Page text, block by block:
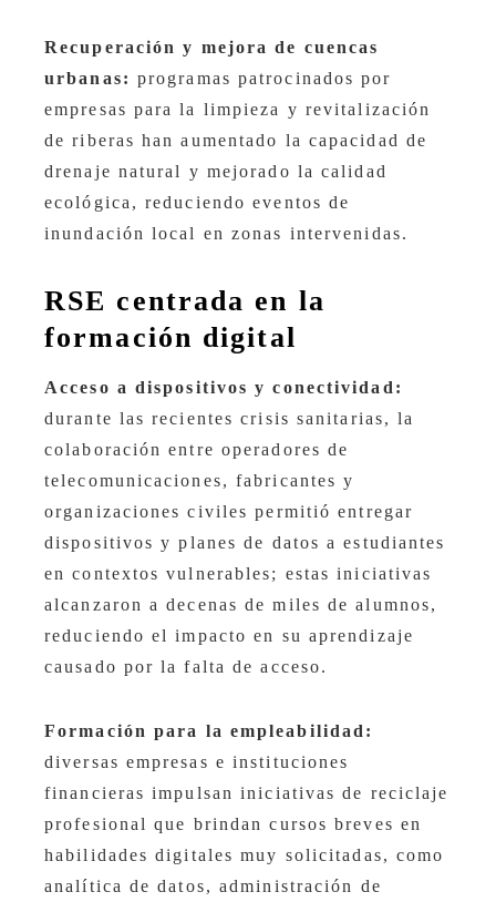
Recuperación y mejora de cuencas
urbanas: programas patrocinados por
empresas para la limpieza y revitalización
de riberas han aumentado la capacidad de
drenaje natural y mejorado la calidad
ecológica, reduciendo eventos de
inundación local en zonas intervenidas.
RSE centrada en la
formación digital
Acceso a dispositivos y conectividad:
durante las recientes crisis sanitarias, la
colaboración entre operadores de
telecomunicaciones, fabricantes y
organizaciones civiles permitió entregar
dispositivos y planes de datos a estudiantes
en contextos vulnerables; estas iniciativas
alcanzaron a decenas de miles de alumnos,
reduciendo el impacto en su aprendizaje
causado por la falta de acceso.
Formación para la empleabilidad:
diversas empresas e instituciones
financieras impulsan iniciativas de reciclaje
profesional que brindan cursos breves en
habilidades digitales muy solicitadas, como
analítica de datos, administración de